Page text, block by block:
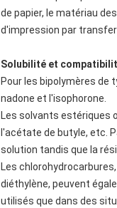
de papier, le matériau
d'impression par
Solubilité et
Pour les bipolymères de
nadone et l'isophorone.
Les solvants estériques
l'acétate de butyle, etc.
solution tandis que la
Les
diéthylène, peuvent
utilisés que dans des